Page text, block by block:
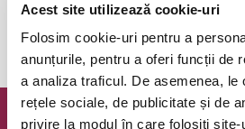
Acest site utilizează cookie-uri
Folosim cookie-uri pentru a
anunțurile, pentru a oferi funcții de
a analiza traficul. De asemenea, le
rețele sociale, de publicitate și de
privire la modul în care folosiți